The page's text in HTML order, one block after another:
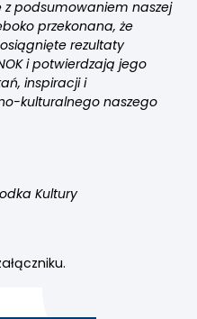
podsumowaniem naszej
przekonana, że
rezultaty
i potwierdzają jego
inspiracji i
kulturalnego naszego
Kultury